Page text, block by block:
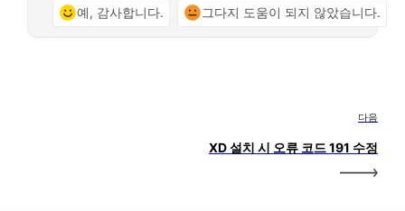
예, 감사합니다. 그다지 도움이 되지 않았습니다.
다음
XD 설치 시 오류 코드 191 수정